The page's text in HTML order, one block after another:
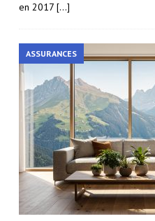
en 2017 […]
ASSURANCES